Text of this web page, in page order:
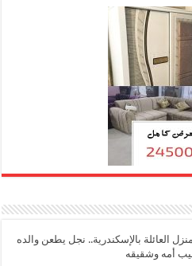
العائلة بالإسكندرية.. نجل يطعن والده
أمه وشقيقه